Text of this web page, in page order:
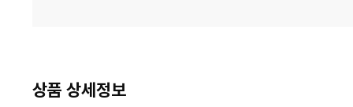
상품 상세정보